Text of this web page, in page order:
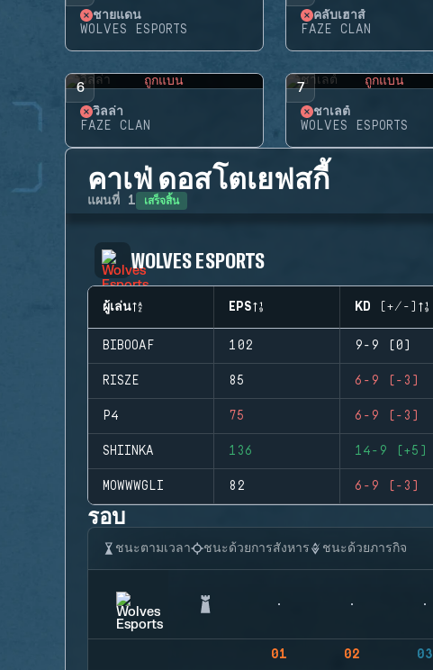
ชายแดน
WOLVES ESPORTS
คลับเฮาส์
FAZE CLAN
6 ถูกแบน
วิลล่า
FAZE CLAN
7 ถูกแบน
ชาเลต์
WOLVES ESPORTS
คาเฟ่ ดอสโตเยฟสกี้
แผนที่ 1 เสร็จสิ้น
WOLVES ESPORTS
ผู้เล่น EPS KD (+/-)
BIBOOAF 102 9-9 (0)
RISZE 85 6-9 (-3)
P4 75 6-9 (-3)
SHIINKA 136 14-9 (+5)
MOWWWGLI 82 6-9 (-3)
รอบ
ชนะตามเวลา ชนะด้วยการสังหาร ชนะด้วยภารกิจ
01 02 03